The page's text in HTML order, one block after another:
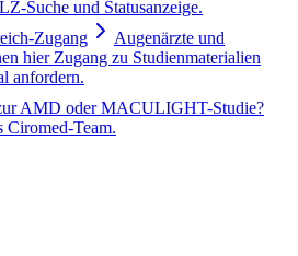
Suche und Statusanzeige.
Zugang
Augenärzte und
hier Zugang zu Studienmaterialien
anfordern.
AMD oder MACULIGHT-Studie?
Ciromed-Team.